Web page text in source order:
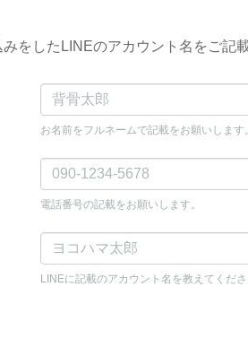
をしたLINEのアカウント名をご記
お名前をフルネームで記載をお願いします
電話番号の記載をお願いします。
LINEに記載のアカウント名を教えてくださ